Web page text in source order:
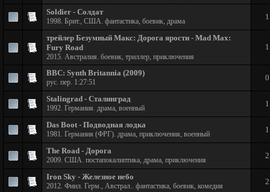
Soldier - Солдат
1998. Брит., США. фантастика, боевик, драма 1
трейлер Безумный Макс: Дорога ярости - Mad Max:
Fury Road
2015. Австралия. боевик, триллер, приключения
1
BBC: Synth Britannia (2009)
рус. пер. 1:27:51 0
Stalingrad - Сталинград
1992. Германия. драма, военный 1
Das Boot - Подводная лодка
1981. Германия (ФРГ). драма, приключения, военный 1
The Road - Дорога
2009. США. постапокалиптика, драма, приключения 2
Iron Sky - Железное небо
2012. Финл. Герм., Австрал.. фантастика, боевик, комедия 2